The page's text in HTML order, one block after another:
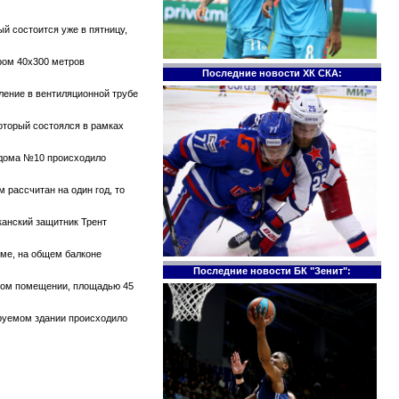
состоится уже в пятницу,
40х300 метров
в вентиляционной трубе
состоялся в рамках
№10 происходило
рассчитан на один год, то
защитник Трент
на общем балконе
помещении, площадью 45
здании происходило
Последние новости ХК СКА:
Последние новости БК "Зенит":